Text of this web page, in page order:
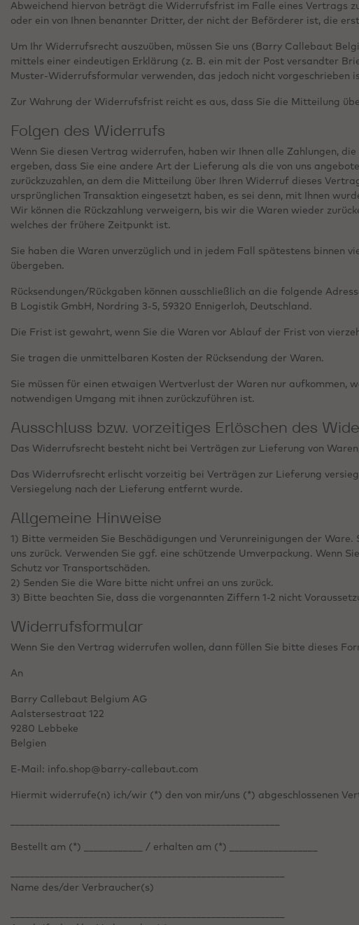
Abweichend hiervon beträgt die Widerrufsfrist im Falle eines Vertrags
oder ein von Ihnen benannter Dritter, der nicht der Beförderer ist, die
Um Ihr Widerrufsrecht auszuüben, müssen Sie uns (Barry Callebaut
mittels einer eindeutigen Erklärung (z. B. ein mit der Post versandter
Muster-Widerrufsformular verwenden, das jedoch nicht vorgeschrieben
Zur Wahrung der Widerrufsfrist reicht es aus, dass Sie die Mitteilung
Folgen des Widerrufs
Wenn Sie diesen Vertrag widerrufen, haben wir Ihnen alle Zahlungen,
ergeben, dass Sie eine andere Art der Lieferung als die von uns
zurückzuzahlen, an dem die Mitteilung über Ihren Widerruf dieses
ursprünglichen Transaktion eingesetzt haben, es sei denn, mit Ihnen
Wir können die Rückzahlung verweigern, bis wir die Waren wieder
welches der frühere Zeitpunkt ist.
Sie haben die Waren unverzüglich und in jedem Fall spätestens binnen
übergeben.
Rücksendungen/Rückgaben können ausschließlich an die folgende
B Logistik GmbH, Nordring 3-5, 59320 Ennigerloh, Deutschland.
Die Frist ist gewahrt, wenn Sie die Waren vor Ablauf der Frist von
Sie tragen die unmittelbaren Kosten der Rücksendung der Waren.
Sie müssen für einen etwaigen Wertverlust der Waren nur aufkommen,
notwendigen Umgang mit ihnen zurückzuführen ist.
Ausschluss bzw. vorzeitiges Erlöschen des
Das Widerrufsrecht besteht nicht bei Verträgen zur Lieferung von
Das Widerrufsrecht erlischt vorzeitig bei Verträgen zur Lieferung
Versiegelung nach der Lieferung entfernt wurde.
Allgemeine Hinweise
1) Bitte vermeiden Sie Beschädigungen und Verunreinigungen der
uns zurück. Verwenden Sie ggf. eine schützende Umverpackung. Wenn
Schutz vor Transportschäden.
2) Senden Sie die Ware bitte nicht unfrei an uns zurück.
3) Bitte beachten Sie, dass die vorgenannten Ziffern 1-2 nicht
Widerrufsformular
Wenn Sie den Vertrag widerrufen wollen, dann füllen Sie bitte dieses
An
Barry Callebaut Belgium AG
Aalstersestraat 122
9280 Lebbeke
Belgien
E-Mail: info.shop@barry-callebaut.com
Hiermit widerrufe(n) ich/wir (*) den von mir/uns (*) abgeschlossenen
Bestellt am (*) ____________ / erhalten am (*) __________________
Name des/der Verbraucher(s)